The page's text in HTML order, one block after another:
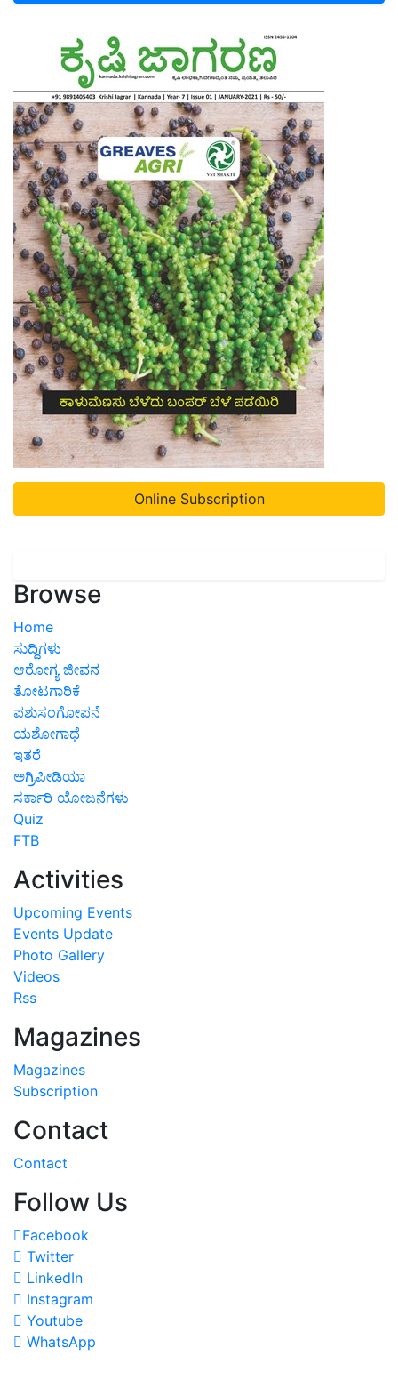
Online Subscription
Browse
Home
ಸುದ್ದಿಗಳು
ಆರೋಗ್ಯ ಜೀವನ
ತೋಟಗಾರಿಕೆ
ಪಶುಸಂಗೋಪನೆ
ಯಶೋಗಾಥೆ
ಇತರೆ
ಅಗ್ರಿಪೀಡಿಯಾ
ಸರ್ಕಾರಿ ಯೋಜನೆಗಳು
Quiz
FTB
Activities
Upcoming Events
Events Update
Photo Gallery
Videos
Rss
Magazines
Magazines
Subscription
Contact
Contact
Follow Us
Facebook
Twitter
LinkedIn
Instagram
Youtube
WhatsApp